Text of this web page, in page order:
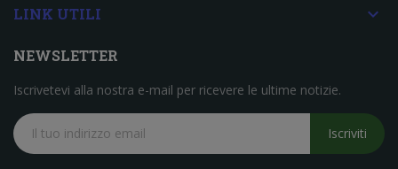
LINK UTILI 
NEWSLETTER
Iscrivetevi alla nostra e-mail per ricevere le ultime notizie.
Iscriviti